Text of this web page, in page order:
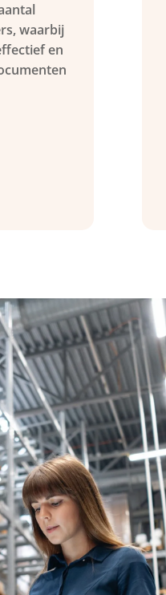
waarbij
en